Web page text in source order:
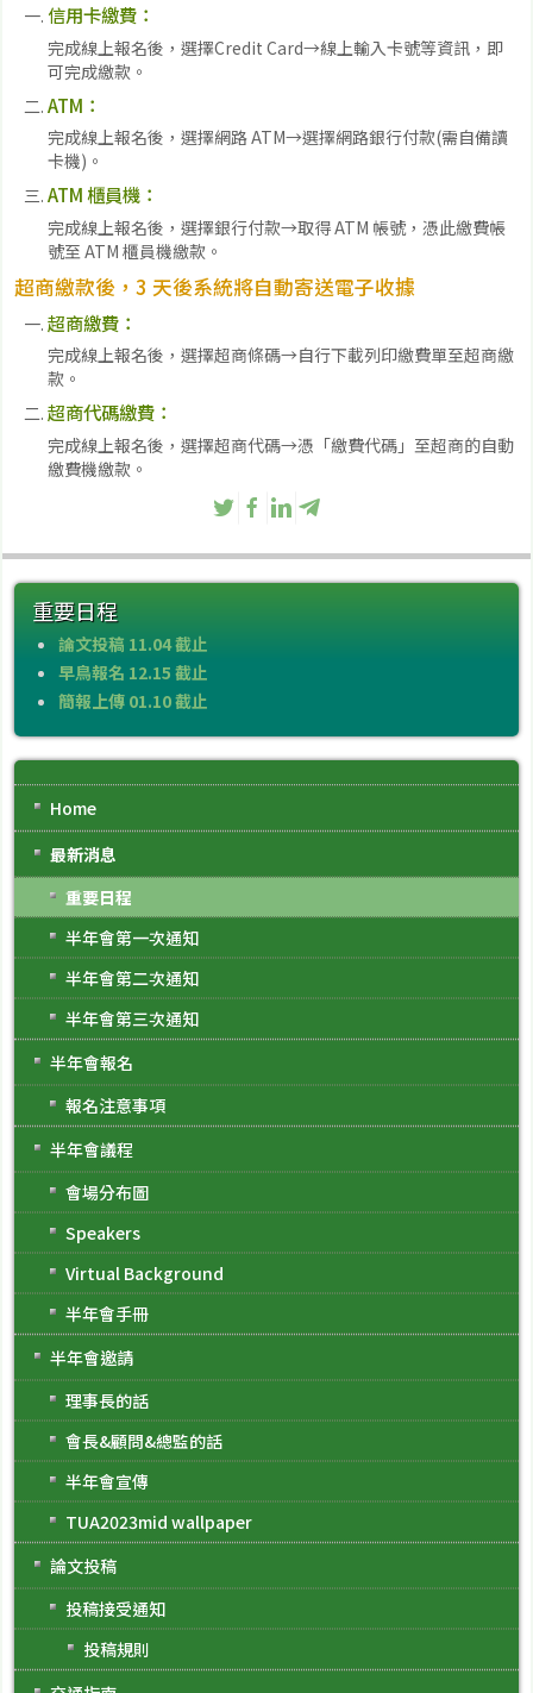
信用卡繳費：
完成線上報名後，選擇Credit Card→線上輸入卡號等資訊，即
可完成繳款。
ATM：
完成線上報名後，選擇網路 ATM→選擇網路銀行付款(需自備讀
卡機)。
ATM 櫃員機：
完成線上報名後，選擇銀行付款→取得 ATM 帳號，憑此繳費帳
號至 ATM 櫃員機繳款。
超商繳款後，3 天後系統將自動寄送電子收據
超商繳費：
完成線上報名後，選擇超商條碼→自行下載列印繳費單至超商繳
款。
超商代碼繳費：
完成線上報名後，選擇超商代碼→憑「繳費代碼」至超商的自動
繳費機繳款。
重要日程
論文投稿 11.04 截止
早鳥報名 12.15 截止
簡報上傳 01.10 截止
Home
最新消息
重要日程
半年會第一次通知
半年會第二次通知
半年會第三次通知
半年會報名
報名注意事項
半年會議程
會場分布圖
Speakers
Virtual Background
半年會手冊
半年會邀請
理事長的話
會長&顧問&總監的話
半年會宣傳
TUA2023mid wallpaper
論文投稿
投稿接受通知
投稿規則